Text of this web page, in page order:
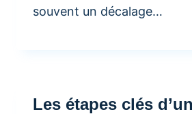
souvent un décalage…
Les étapes clés